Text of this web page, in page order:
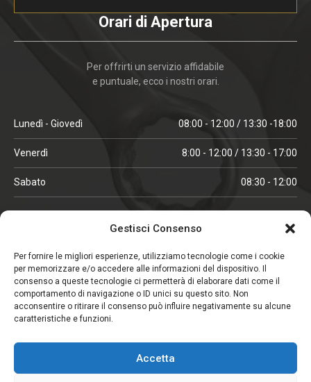
Gestisci Consenso
Per fornire le migliori esperienze, utilizziamo tecnologie come i cookie
per memorizzare e/o accedere alle informazioni del dispositivo. Il
consenso a queste tecnologie ci permetterà di elaborare dati come il
comportamento di navigazione o ID unici su questo sito. Non
acconsentire o ritirare il consenso può influire negativamente su alcune
caratteristiche e funzioni.
Accetta
Orari di Apertura
Per offrirti un servizio affidabile
e puntuale, ecco i nostri orari.
Lunedì - Giovedì 08:00 - 12:00 / 13:30 -18:00
Venerdì 8:00 - 12:00 / 13:30 - 17:00
Sabato 08:30 - 12:00
ORARI IN ALTA STAGIONE
Lunedì - Venerdì 08:00 - 12:00 / 13:30 -18:00
Sabato 08:00 - 12:00
CHIUSO IL SABATO
(gennaio, febbraio, agosto, settembre)